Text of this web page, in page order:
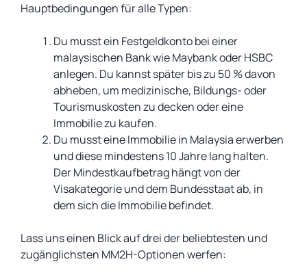
Hauptbedingungen für alle Typen:
Du musst ein Festgeldkonto bei einer
malaysischen Bank wie Maybank oder HSBC
anlegen. Du kannst später bis zu 50 % davon
abheben, um medizinische, Bildungs- oder
Tourismuskosten zu decken oder eine
Immobilie zu kaufen.
Du musst eine Immobilie in Malaysia erwerben
und diese mindestens 10 Jahre lang halten.
Der Mindestkaufbetrag hängt von der
Visakategorie und dem Bundesstaat ab, in
dem sich die Immobilie befindet.
Lass uns einen Blick auf drei der beliebtesten und
zugänglichsten MM2H-Optionen werfen: